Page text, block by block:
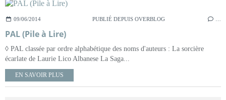
09/06/2014 PUBLIÉ DEPUIS OVERBLOG
PAL (Pile à Lire)
◊ PAL classée par ordre alphabétique des noms d'auteurs : La sorcière
écarlate de Laurie Lico Albanese La Saga...
EN SAVOIR PLUS